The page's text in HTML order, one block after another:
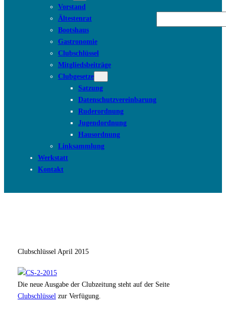
Vorstand
Ältestenrat
Bootshaus
Gastronomie
Clubschlüssel
Mitgliedsbeiträge
Clubgesetze
Satzung
Datenschutzvereinbarung
Ruderordnung
Jugendordnung
Hausordnung
Linksammlung
Werkstatt
Kontakt
Clubschlüssel April 2015
Die neue Ausgabe der Clubzeitung steht auf der Seite
Clubschlüssel zur Verfügung.